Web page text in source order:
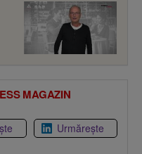
MAGAZIN
Urmărește